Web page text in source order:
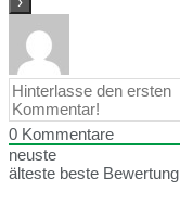
0 Kommentare
neuste
älteste beste Bewertung